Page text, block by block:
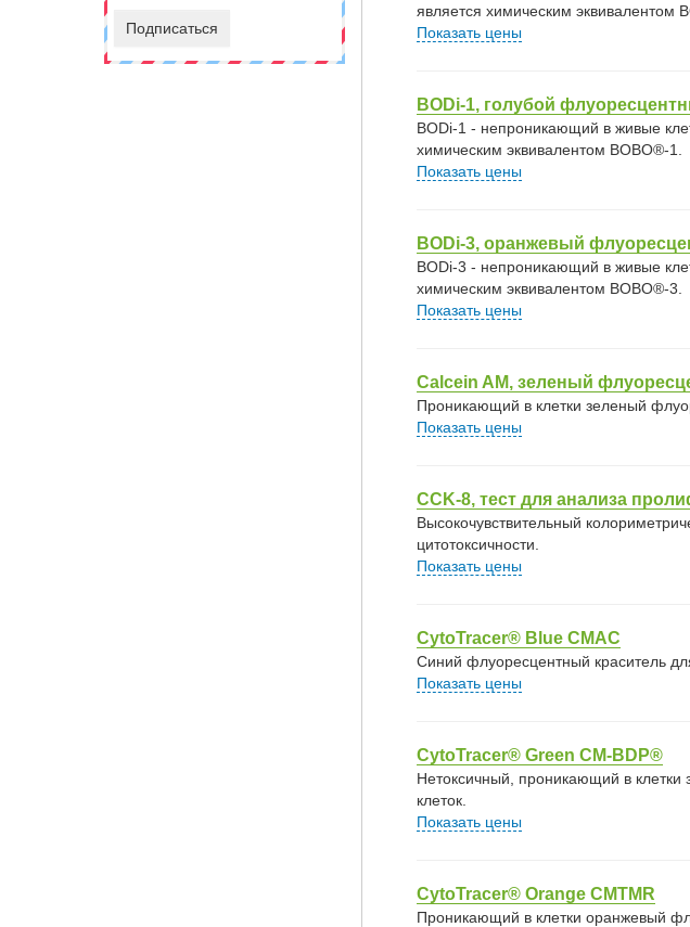
является химическим эквивалентом
Показать цены
BODi-1, голубой
BODi-1 - непроникающий в живые
химическим эквивалентом BOBO®-1.
Показать цены
BODi-3, оранжевый
BODi-3 - непроникающий в живые
химическим эквивалентом BOBO®-3.
Показать цены
Calcein AM, зеленый
Проникающий в клетки зеленый
Показать цены
CCK-8, тест для анализа
Высокочувствительный
цитотоксичности.
Показать цены
CytoTracer® Blue CMAC
Cиний флуоресцентный краситель
Показать цены
CytoTracer® Green CM-BDP®
Нетоксичный, проникающий в клетки
клеток.
Показать цены
CytoTracer® Orange CMTMR
Проникающий в клетки оранжевый
Подписаться